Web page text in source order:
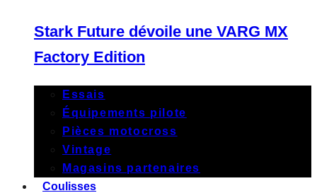
Stark Future dévoile une VARG MX
Factory Edition
Essais
Équipements pilote
Pièces motocross
Vintage
Magasins partenaires
Coulisses